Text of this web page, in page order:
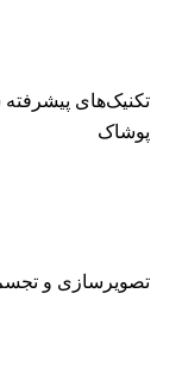
تکنیک‌های
پوشاک
تصویرسازی و